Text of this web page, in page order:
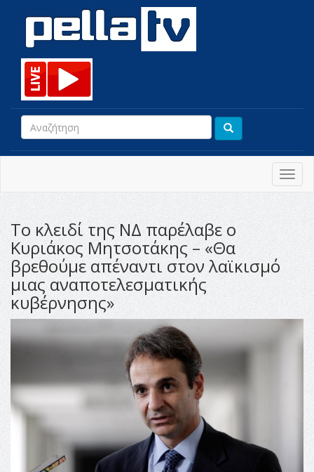
Το κλειδί της ΝΔ παρέλαβε ο
Κυριάκος Μητσοτάκης – «Θα
βρεθούμε απέναντι στον λαϊκισμό
μιας αναποτελεσματικής
κυβέρνησης»